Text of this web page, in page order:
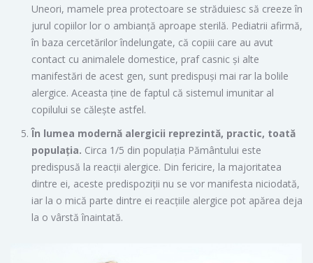
Uneori, mamele prea protectoare se străduiesc să creeze în
jurul copiilor lor o ambianță aproape sterilă. Pediatrii afirmă,
în baza cercetărilor îndelungate, că copiii care au avut
contact cu animalele domestice, praf casnic și alte
manifestări de acest gen, sunt predispuși mai rar la bolile
alergice. Aceasta ține de faptul că sistemul imunitar al
copilului se călește astfel.
În lumea modernă alergicii reprezintă, practic, toată
populația. Circa 1/5 din populația Pământului este
predispusă la reacții alergice. Din fericire, la majoritatea
dintre ei, aceste predispoziții nu se vor manifesta niciodată,
iar la o mică parte dintre ei reacțiile alergice pot apărea deja
la o vârstă înaintată.